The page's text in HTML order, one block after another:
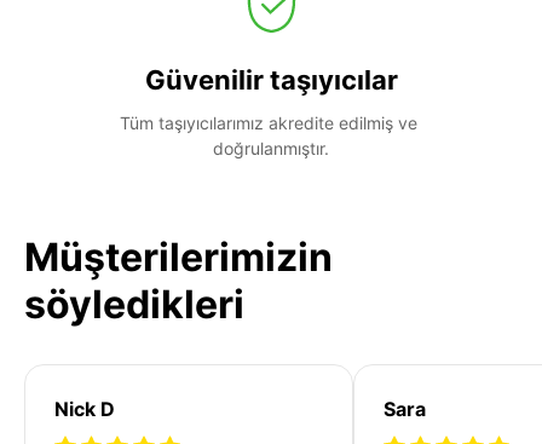
Güvenilir taşıyıcılar
Tüm taşıyıcılarımız akredite edilmiş ve
doğrulanmıştır.
Müşterilerimizin
söyledikleri
Nick D Sara